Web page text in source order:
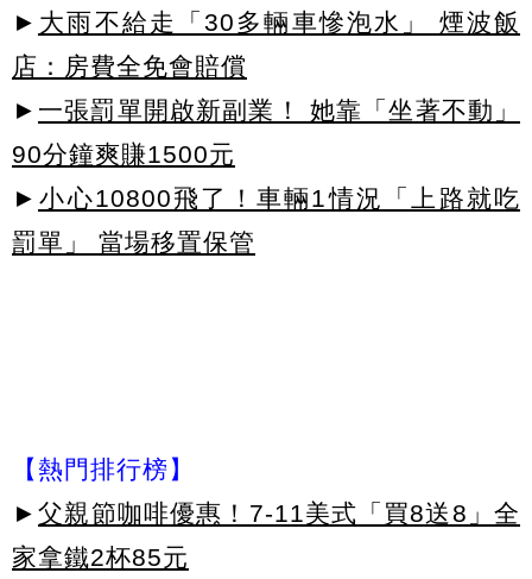
► 大雨不給走「30多輛車慘泡水」 煙波飯
店：房費全免會賠償
► 一張罰單開啟新副業！ 她靠「坐著不動」
90分鐘爽賺1500元
► 小心10800飛了！車輛1情況「上路就吃
罰單」 當場移置保管
【熱門排行榜】
► 父親節咖啡優惠！7-11美式「買8送8」全
家拿鐵2杯85元